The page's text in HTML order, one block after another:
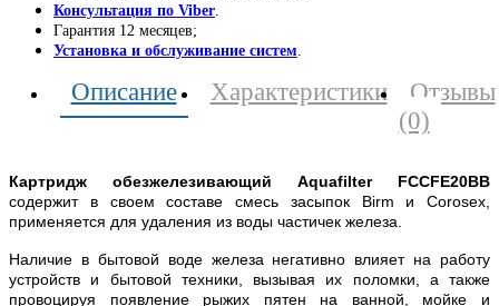
Консультация по Viber
Гарантия 12 месяцев;
Установка и обслуживание систем
Описание Характеристики
Отзывы
(0)
Картридж обезжелезивающий Aquafilter FCCFE20BB
содержит в своем составе смесь засыпок Birm и Corosex,
применяется для удаления из воды частичек железа.
Наличие в бытовой воде железа негативно влияет на работу
устройств и бытовой техники, вызывая их поломки, а также
провоцируя появление рыжих пятен на ванной, мойке и